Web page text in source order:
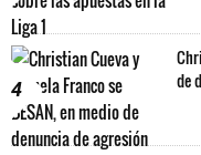
4
de